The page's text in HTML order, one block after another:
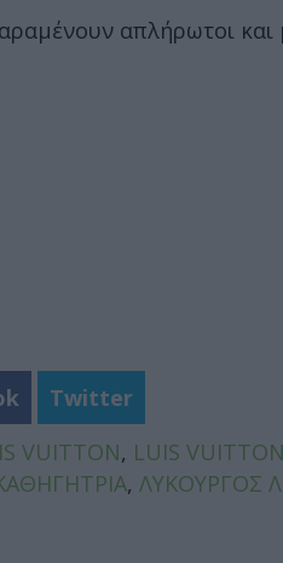
απλήρωτοι και
Twitter
VUITTON, LUIS VUITTON
, ΛΥΚΟΥΡΓΟΣ